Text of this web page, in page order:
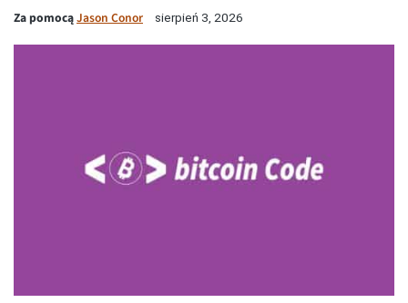
Za pomocąJason Conor sierpień 3, 2026